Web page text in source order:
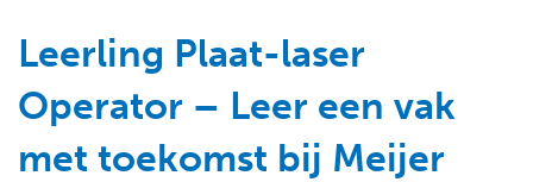
Leerling Plaat-laser
Operator – Leer een vak
met toekomst bij Meijer